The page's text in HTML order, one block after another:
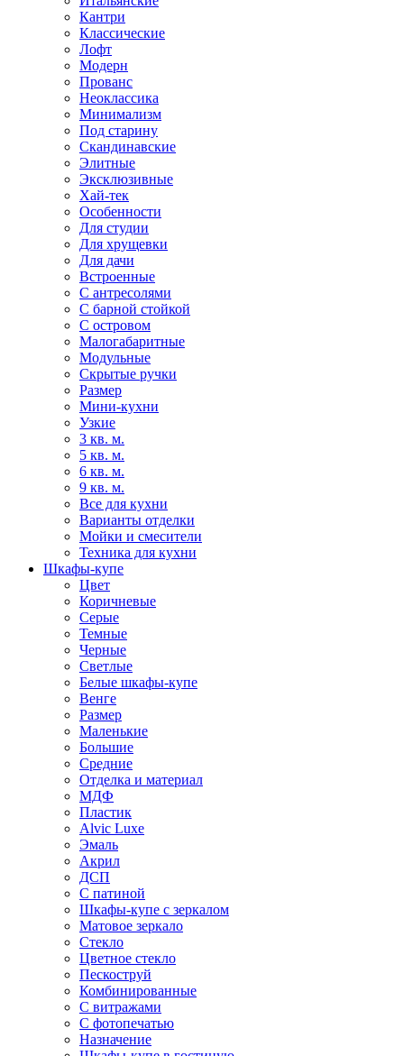
Кантри
Классические
Лофт
Модерн
Прованс
Неоклассика
Минимализм
Под старину
Скандинавские
Элитные
Эксклюзивные
Хай-тек
Особенности
Для студии
Для хрущевки
Для дачи
Встроенные
С антресолями
С барной стойкой
С островом
Малогабаритные
Модульные
Скрытые ручки
Размер
Мини-кухни
Узкие
3 кв. м.
5 кв. м.
6 кв. м.
9 кв. м.
Все для кухни
Варианты отделки
Мойки и смесители
Техника для кухни
Шкафы-купе
Цвет
Коричневые
Серые
Темные
Черные
Светлые
Белые шкафы-купе
Венге
Размер
Маленькие
Большие
Средние
Отделка и материал
МДФ
Пластик
Alvic Luxe
Эмаль
Акрил
ДСП
С патиной
Шкафы-купе с зеркалом
Матовое зеркало
Стекло
Цветное стекло
Пескоструй
Комбинированные
С витражами
С фотопечатью
Назначение